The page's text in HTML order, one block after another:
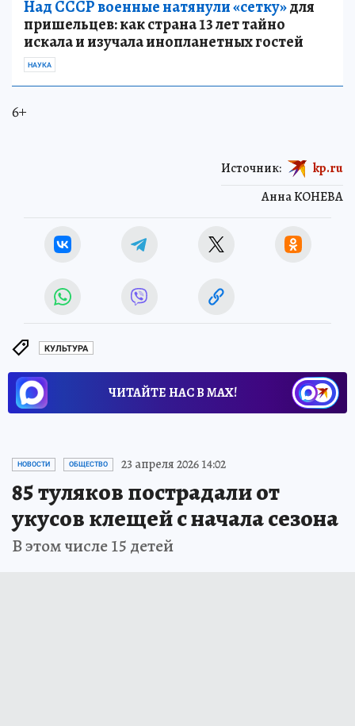
Над СССР военные натянули «сетку»для
пришельцев: как страна 13 лет тайно
искала и изучала инопланетных гостей
НАУКА
6+
Анна КОНЕВА
Источник: kp.ru
КУЛЬТУРА
ЧИТАЙТЕ НАС В МАХ!
НОВОСТИ ОБЩЕСТВО 23 апреля 2026 14:02
85 туляков пострадали от
укусов клещей с начала сезона
В этом числе 15 детей